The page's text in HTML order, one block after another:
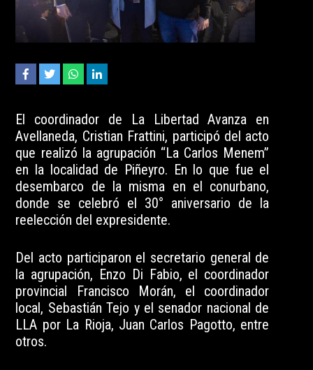
El coordinador de La Libertad Avanza en
Avellaneda, Cristian Frattini, participó del acto
que realizó la agrupación “La Carlos Menem”
en la localidad de Piñeyro. En lo que fue el
desembarco de la misma en el conurbano,
donde se celebró el 30° aniversario de la
reelección del expresidente.
Del acto participaron el secretario general de
la agrupación, Enzo Di Fabio, el coordinador
provincial Francisco Morán, el coordinador
local, Sebastián Tejo y el senador nacional de
LLA por La Rioja, Juan Carlos Pagotto, entre
otros.